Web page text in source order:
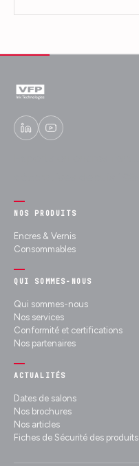
NOS PRODUITS
Encres & Vernis
Consommables
QUI SOMMES-NOUS
Qui sommes-nous
Nos services
Conformité et certifications
Nos partenaires
ACTUALITÉS
Dates de salons
Nos brochures
Nos articles
Fiches de Sécurité des produits